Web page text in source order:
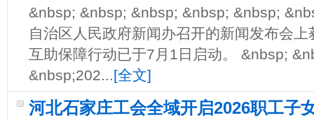
&nbsp; &nbsp; &nbsp; &nbsp; &nbsp;
自治区人民政府新闻办召开的新闻发布会
互助保障行动已于7月1日启动。 &nbsp;
&nbsp;202...[全文]
河北石家庄工会全域开启2026职工子